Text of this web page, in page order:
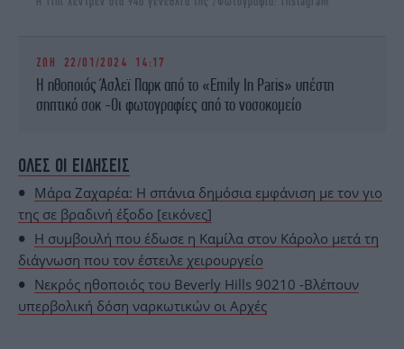
ΖΩΗ 22/01/2024 14:17
Η ηθοποιός Άσλεϊ Παρκ από το «Emily In Paris» υπέστη
σηπτικό σοκ -Οι φωτογραφίες από το νοσοκομείο
ΟΛΕΣ ΟΙ ΕΙΔΗΣΕΙΣ
Μάρα Ζαχαρέα: Η σπάνια δημόσια εμφάνιση με τον γιο
της σε βραδινή έξοδο [εικόνες]
Η συμβουλή που έδωσε η Καμίλα στον Κάρολο μετά τη
διάγνωση που τον έστειλε χειρουργείο
Νεκρός ηθοποιός του Beverly Hills 90210 -Βλέπουν
υπερβολική δόση ναρκωτικών οι Αρχές